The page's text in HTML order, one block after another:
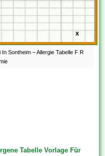
Sontheim – Allergie Tabelle F R
Tabelle Vorlage Für